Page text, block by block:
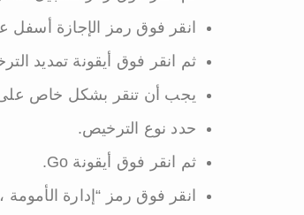
انقر فوق رمز الإجازة أسفل
ثم انقر فوق أيقونة تمديد
يجب أن تنقر بشكل خاص على
حدد نوع الترخيص.
ثم انقر فوق أيقونة Go.
انقر فوق رمز “إدارة الأمومة